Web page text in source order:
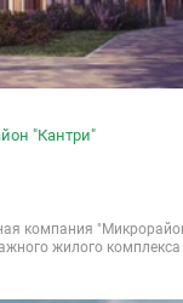
"Кантри"
компания
жилого